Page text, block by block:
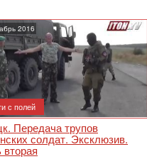
2016
с полей
Передача трупов
солдат. Эксклюзив.
вторая